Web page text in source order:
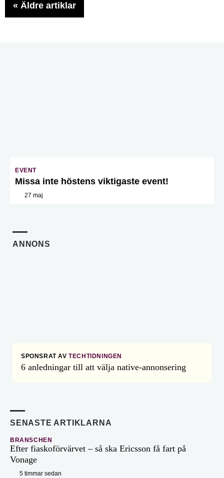
« Äldre artiklar
EVENT
Missa inte höstens viktigaste event!
27 maj
ANNONS
SPONSRAT AV TECHTIDNINGEN
6 anledningar till att välja native-annonsering
SENASTE ARTIKLARNA
BRANSCHEN
Efter fiaskoförvärvet – så ska Ericsson få fart på
Vonage
5 timmar sedan